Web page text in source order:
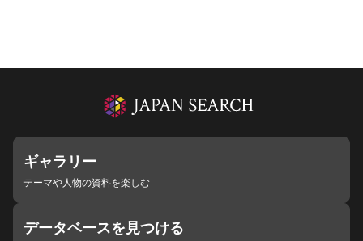
ギャラリー
テーマや人物の資料を楽しむ
データベースを見つける